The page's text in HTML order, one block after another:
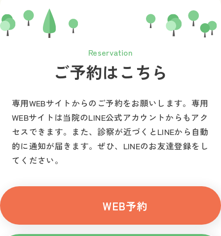
Reservation
ご予約はこちら
専用WEBサイトからのご予約をお願いします。 専用
WEBサイトは当院のLINE公式アカウントからもアク
セスできます。 また、診察が近づくとLINEから自動
的に通知が届きます。 ぜひ、LINEのお友達登録をし
てください。
WEB予約